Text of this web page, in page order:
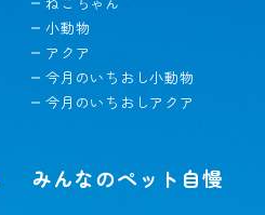
小動物
アクア
今月のいちおし小動物
今月のいちおしアクア
みんなのペット自慢